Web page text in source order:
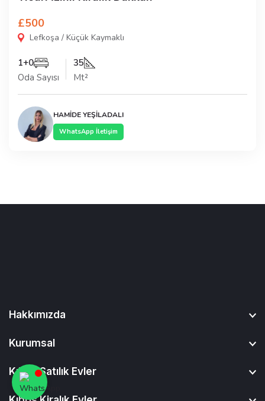
£500
Lefkoşa / Küçük Kaymaklı
1+0
Oda Sayısı
35
Mt²
HAMİDE YEŞİLADALI
WhatsApp İletişim
Hakkımızda
Kurumsal
Kıbrıs Satılık Evler